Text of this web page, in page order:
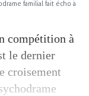
familial fait écho à
compétition à
le dernier
croisement